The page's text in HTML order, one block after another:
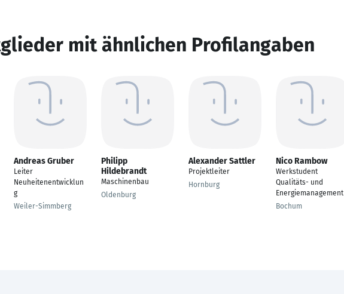
mit ähnlichen Profilangaben
Andreas Gruber
Leiter
Neuheitenentwicklun
g
Weiler-Simmberg
Philipp
Hildebrandt
Maschinenbau
Oldenburg
Alexander Sattler
Projektleiter
Hornburg
Nico Rambow
Werkstudent
Qualitäts- und
Energiemanagement
Bochum